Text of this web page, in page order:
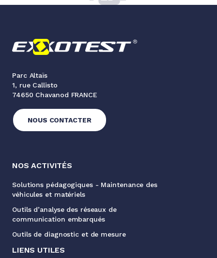
Parc Altaïs
1, rue Callisto
74650 Chavanod FRANCE
NOUS CONTACTER
NOS ACTIVITÉS
Solutions pédagogiques - Maintenance des
véhicules et matériels
Outils d’analyse des réseaux de
communication embarqués
Outils de diagnostic et de mesure
LIENS UTILES